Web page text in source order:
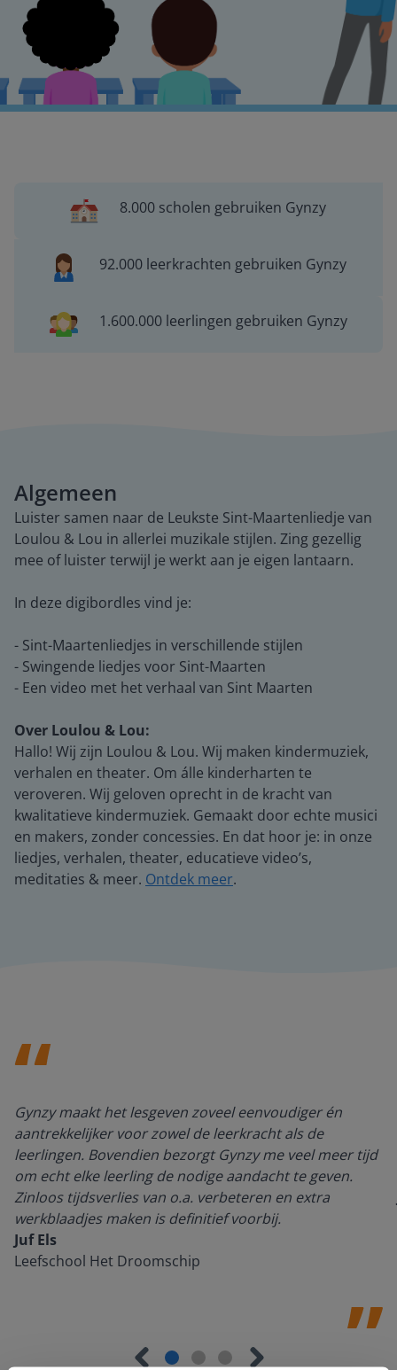
8.000 scholen gebruiken Gynzy
92.000 leerkrachten gebruiken Gynzy
1.600.000 leerlingen gebruiken Gynzy
Algemeen
Luister samen naar de Leukste Sint-Maartenliedje van
Loulou & Lou in allerlei muzikale stijlen. Zing gezellig
mee of luister terwijl je werkt aan je eigen lantaarn.
In deze digibordles vind je:
- Sint-Maartenliedjes in verschillende stijlen
- Swingende liedjes voor Sint-Maarten
- Een video met het verhaal van Sint Maarten
Over Loulou & Lou:
Hallo! Wij zijn Loulou & Lou. Wij maken kindermuziek,
verhalen en theater. Om álle kinderharten te
veroveren. Wij geloven oprecht in de kracht van
kwalitatieve kindermuziek. Gemaakt door echte musici
en makers, zonder concessies. En dat hoor je: in onze
liedjes, verhalen, theater, educatieve video’s,
meditaties & meer. Ontdek meer.
Gynzy maakt het lesgeven zoveel eenvoudiger én
aantrekkelijker voor zowel de leerkracht als de
leerlingen. Bovendien bezorgt Gynzy me veel meer tijd
om echt elke leerling de nodige aandacht te geven.
Zinloos tijdsverlies van o.a. verbeteren en extra
werkblaadjes maken is definitief voorbij.
Juf Els
Leefschool Het Droomschip